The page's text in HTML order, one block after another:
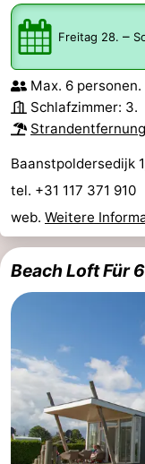
Freitag 28. –
Max. 6 personen.
Schlafzimmer: 3.
Strandentfernung
Baanstpoldersedijk
tel. +31 117 371 910
web. Weitere
Beach Loft Für